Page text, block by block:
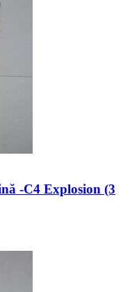
-C4 Explosion (3